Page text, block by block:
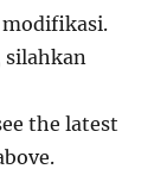
silahkan
the latest